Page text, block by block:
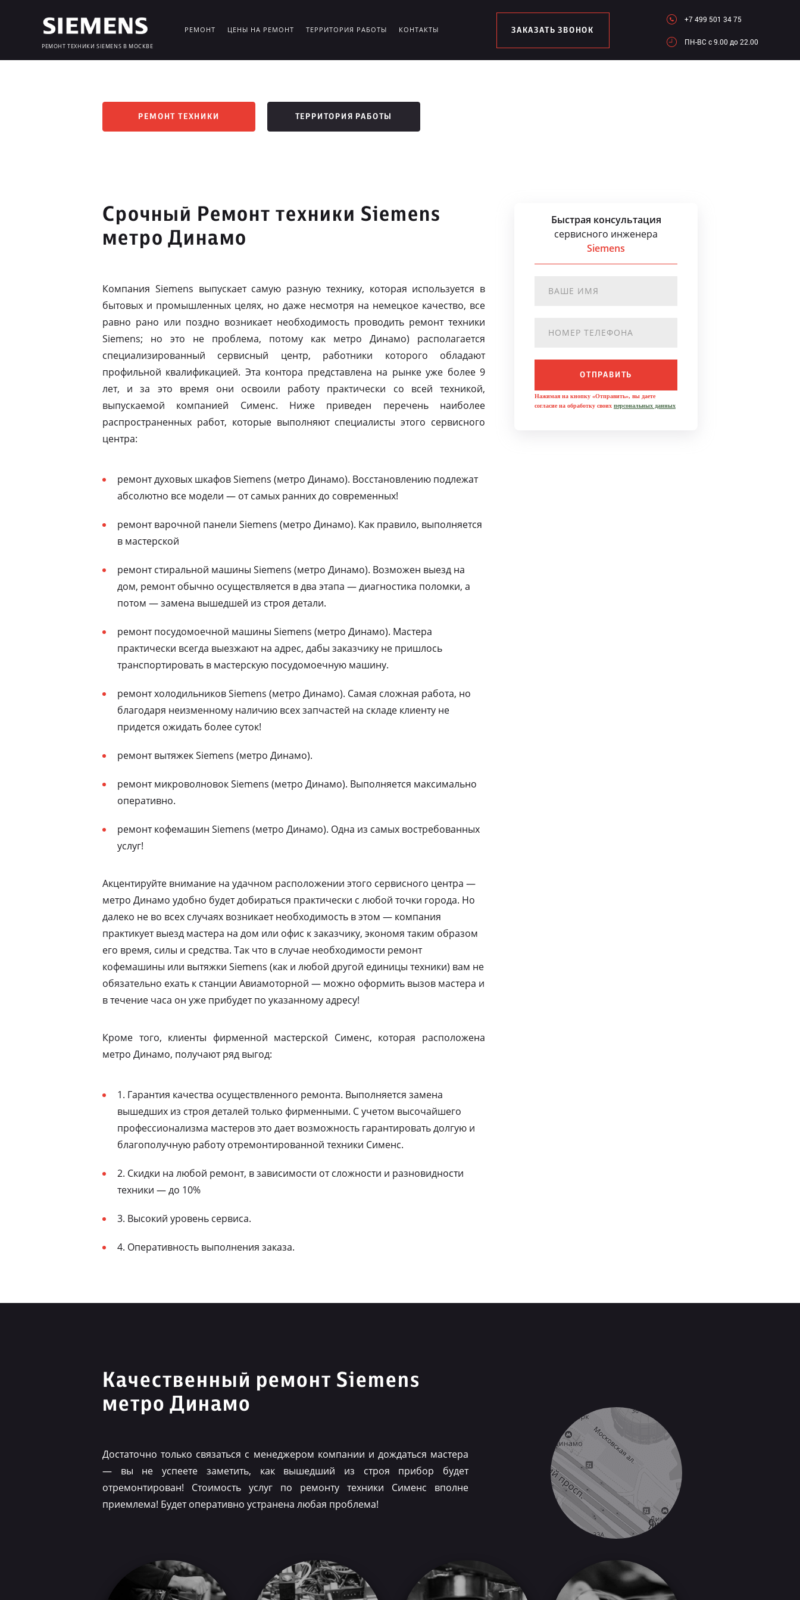
РЕМОНТ ТЕХНИКИ SIEMENS В МОСКВЕ
РЕМОНТ ЦЕНЫ НА РЕМОНТ ТЕРРИТОРИЯ РАБОТЫ КОНТАКТЫ ЗАКАЗАТЬ ЗВОНОК
+7 499 501 34 75
ПН-ВC c 9.00 до 22.00
РЕМОНТ ТЕХНИКИ ТЕРРИТОРИЯ РАБОТЫ
Срочный Ремонт техники Siemens
метро Динамо
Компания Siemens выпускает самую разную технику, которая используется в
бытовых и промышленных целях, но даже несмотря на немецкое качество, все
равно рано или поздно возникает необходимость проводить ремонт техники
Siemens; но это не проблема, потому как метро Динамо) располагается
специализированный сервисный центр, работники которого обладают
профильной квалификацией. Эта контора представлена на рынке уже более 9
лет, и за это время они освоили работу практически со всей техникой,
выпускаемой компанией Сименс. Ниже приведен перечень наиболее
распространенных работ, которые выполняют специалисты этого сервисного
центра:
ремонт духовых шкафов Siemens (метро Динамо). Восстановлению подлежат
абсолютно все модели — от самых ранних до современных!
ремонт варочной панели Siemens (метро Динамо). Как правило, выполняется
в мастерской
ремонт стиральной машины Siemens (метро Динамо). Возможен выезд на
дом, ремонт обычно осуществляется в два этапа — диагностика поломки, а
потом — замена вышедшей из строя детали.
ремонт посудомоечной машины Siemens (метро Динамо). Мастера
практически всегда выезжают на адрес, дабы заказчику не пришлось
транспортировать в мастерскую посудомоечную машину.
ремонт холодильников Siemens (метро Динамо). Самая сложная работа, но
благодаря неизменному наличию всех запчастей на складе клиенту не
придется ожидать более суток!
ремонт вытяжек Siemens (метро Динамо).
ремонт микроволновок Siemens (метро Динамо). Выполняется максимально
оперативно.
ремонт кофемашин Siemens (метро Динамо). Одна из самых востребованных
услуг!
Акцентируйте внимание на удачном расположении этого сервисного центра —
метро Динамо удобно будет добираться практически с любой точки города. Но
далеко не во всех случаях возникает необходимость в этом — компания
практикует выезд мастера на дом или офис к заказчику, экономя таким образом
его время, силы и средства. Так что в случае необходимости ремонт
кофемашины или вытяжки Siemens (как и любой другой единицы техники) вам не
обязательно ехать к станции Авиамоторной — можно оформить вызов мастера и
в течение часа он уже прибудет по указанному адресу!
Кроме того, клиенты фирменной мастерской Сименс, которая расположена
метро Динамо, получают ряд выгод:
1. Гарантия качества осуществленного ремонта. Выполняется замена
вышедших из строя деталей только фирменными. С учетом высочайшего
профессионализма мастеров это дает возможность гарантировать долгую и
благополучную работу отремонтированной техники Сименс.
2. Скидки на любой ремонт, в зависимости от сложности и разновидности
техники — до 10%
3. Высокий уровень сервиса.
4. Оперативность выполнения заказа.
Быстрая консультация
сервисного инженера
Siemens
ОТПРАВИТЬ
Нажимая на кнопку «Отправить», вы даете
согласие на обработку своих персональных данных
Качественный ремонт Siemens
метро Динамо
Достаточно только связаться с менеджером компании и дождаться мастера
— вы не успеете заметить, как вышедший из строя прибор будет
отремонтирован! Стоимость услуг по ремонту техники Сименс вполне
приемлема! Будет оперативно устранена любая проблема!